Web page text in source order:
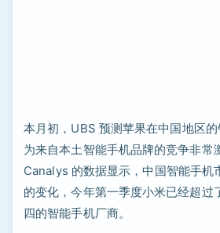
本月初，UBS 预测苹果在中国地区
为来自本土智能手机品牌的竞争非常
Canalys 的数据显示，中国智能手机
的变化，今年第一季度小米已经超过
四的智能手机厂商。